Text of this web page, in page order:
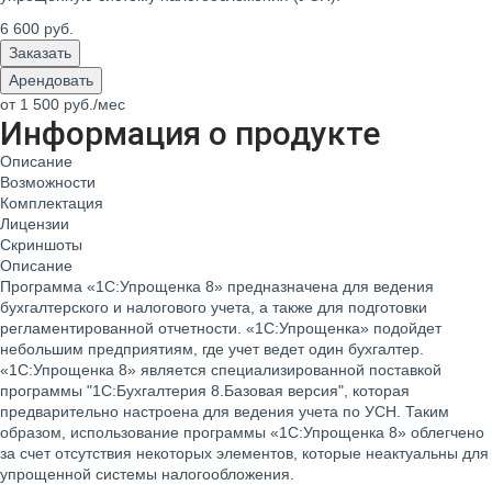
6 600 руб.
Заказать
Арендовать
от 1 500 руб. /мес
Информация о продукте
Описание
Возможности
Комплектация
Лицензии
Скриншоты
Описание
Программа «1С:Упрощенка 8» предназначена для ведения
бухгалтерского и налогового учета, а также для подготовки
регламентированной отчетности. «1С:Упрощенка» подойдет
небольшим предприятиям, где учет ведет один бухгалтер.
«1С:Упрощенка 8» является специализированной поставкой
программы "1С:Бухгалтерия 8.Базовая версия", которая
предварительно настроена для ведения учета по УСН. Таким
образом, использование программы «1С:Упрощенка 8» облегчено
за счет отсутствия некоторых элементов, которые неактуальны для
упрощенной системы налогообложения.